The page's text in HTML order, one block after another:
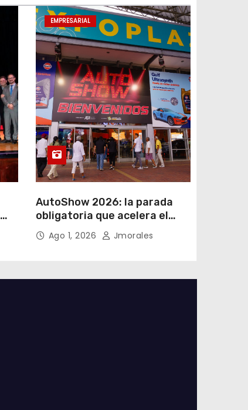
EMPRESARIAL
AutoShow 2026: la parada
obligatoria que acelera el
mercado automotor
ecuatoriano
Ago 1, 2026 Jmorales